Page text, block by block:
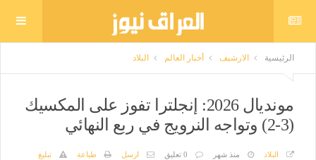
الرئيسية الارشيف أخبار العالم البلاد
مونديال 2026: إنجلترا تفوز على المكسيك
(3-2) وتواجه النرويج في ربع النهائي
البلاد منذ شهر 0 تعليق ارسل طباعة
تبليغ